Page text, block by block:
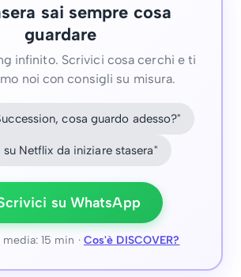
sai sempre cosa
guardare
infinito. Scrivici cosa cerchi e ti
noi con consigli su misura.
cosa guardo adesso?"
su Netflix da iniziare stasera"
su WhatsApp
15 min · Cos'è DISCOVER?